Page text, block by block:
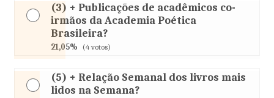
(3) + Publicações de acadêmicos co-
irmãos da Academia Poética
Brasileira?
21,05% (4 votos)
(5) + Relação Semanal dos livros mais
lidos na Semana?